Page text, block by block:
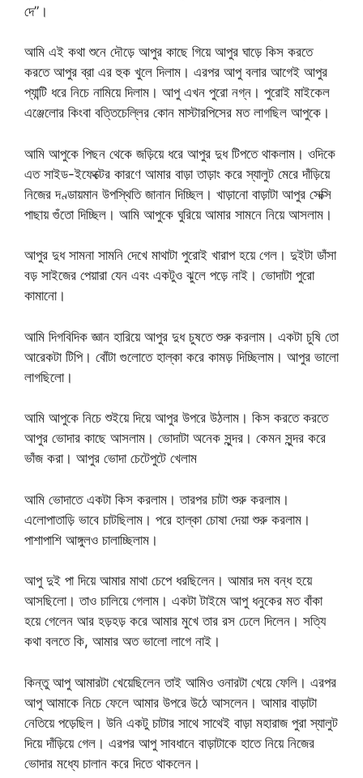
দে”।
আমি এই কথা শুনে দৌড়ে আপুর কাছে গিয়ে আপুর ঘাড়ে কিস করতে
করতে আপুর ব্রা এর হুক খুলে দিলাম। এরপর আপু বলার আগেই আপুর
প্যান্টি ধরে নিচে নামিয়ে দিলাম। আপু এখন পুরো নগ্ন। পুরোই মাইকেল
এঞ্জেলোর কিংবা বত্তিচেল্লির কোন মাস্টারপিসের মত লাগছিল আপুকে।
আমি আপুকে পিছন থেকে জড়িয়ে ধরে আপুর দুধ টিপতে থাকলাম। ওদিকে
এত সাইড-ইফেক্টের কারণে আমার বাড়া তাড়াং করে স্যালুট মেরে দাঁড়িয়ে
নিজের দণ্ডায়মান উপস্থিতি জানান দিচ্ছিল। খাড়ানো বাড়াটা আপুর সেক্সি
পাছায় গুঁতো দিচ্ছিল। আমি আপুকে ঘুরিয়ে আমার সামনে নিয়ে আসলাম।
আপুর দুধ সামনা সামনি দেখে মাথাটা পুরোই খারাপ হয়ে গেল। দুইটা ডাঁসা
বড় সাইজের পেয়ারা যেন এবং একটুও ঝুলে পড়ে নাই। ভোদাটা পুরো
কামানো।
আমি দিগবিদিক জ্ঞান হারিয়ে আপুর দুধ চুষতে শুরু করলাম। একটা চুষি তো
আরেকটা টিপি। বোঁটা গুলোতে হাল্কা করে কামড় দিচ্ছিলাম। আপুর ভালো
লাগছিলো।
আমি আপুকে নিচে শুইয়ে দিয়ে আপুর উপরে উঠলাম। কিস করতে করতে
আপুর ভোদার কাছে আসলাম। ভোদাটা অনেক সুন্দর। কেমন সুন্দর করে
ভাঁজ করা। আপুর ভোদা চেটেপুটে খেলাম
আমি ভোদাতে একটা কিস করলাম। তারপর চাটা শুরু করলাম।
এলোপাতাড়ি ভাবে চাটছিলাম। পরে হাল্কা চোষা দেয়া শুরু করলাম।
পাশাপাশি আঙ্গুলও চালাচ্ছিলাম।
আপু দুই পা দিয়ে আমার মাথা চেপে ধরছিলেন। আমার দম বন্ধ হয়ে
আসছিলো। তাও চালিয়ে গেলাম। একটা টাইমে আপু ধনুকের মত বাঁকা
হয়ে গেলেন আর হড়হড় করে আমার মুখে তার রস ঢেলে দিলেন। সত্যি
কথা বলতে কি, আমার অত ভালো লাগে নাই।
কিন্তু আপু আমারটা খেয়েছিলেন তাই আমিও ওনারটা খেয়ে ফেলি। এরপর
আপু আমাকে নিচে ফেলে আমার উপরে উঠে আসলেন। আমার বাড়াটা
নেতিয়ে পড়েছিল। উনি একটু চাটার সাথে সাথেই বাড়া মহারাজ পুরা স্যালুট
দিয়ে দাঁড়িয়ে গেল। এরপর আপু সাবধানে বাড়াটাকে হাতে নিয়ে নিজের
ভোদার মধ্যে চালান করে দিতে থাকলেন।